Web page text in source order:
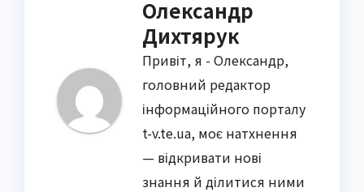
Олександр
Дихтярук
Привіт, я - Олександр,
головний редактор
інформаційного порталу
t-v.te.ua, моє натхнення
— відкривати нові
знання й ділитися ними